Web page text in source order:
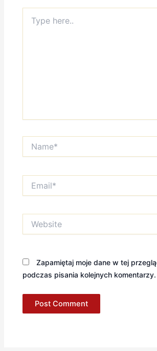
here..
Zapamiętaj moje dane w tej
podczas pisania kolejnych komentarzy.